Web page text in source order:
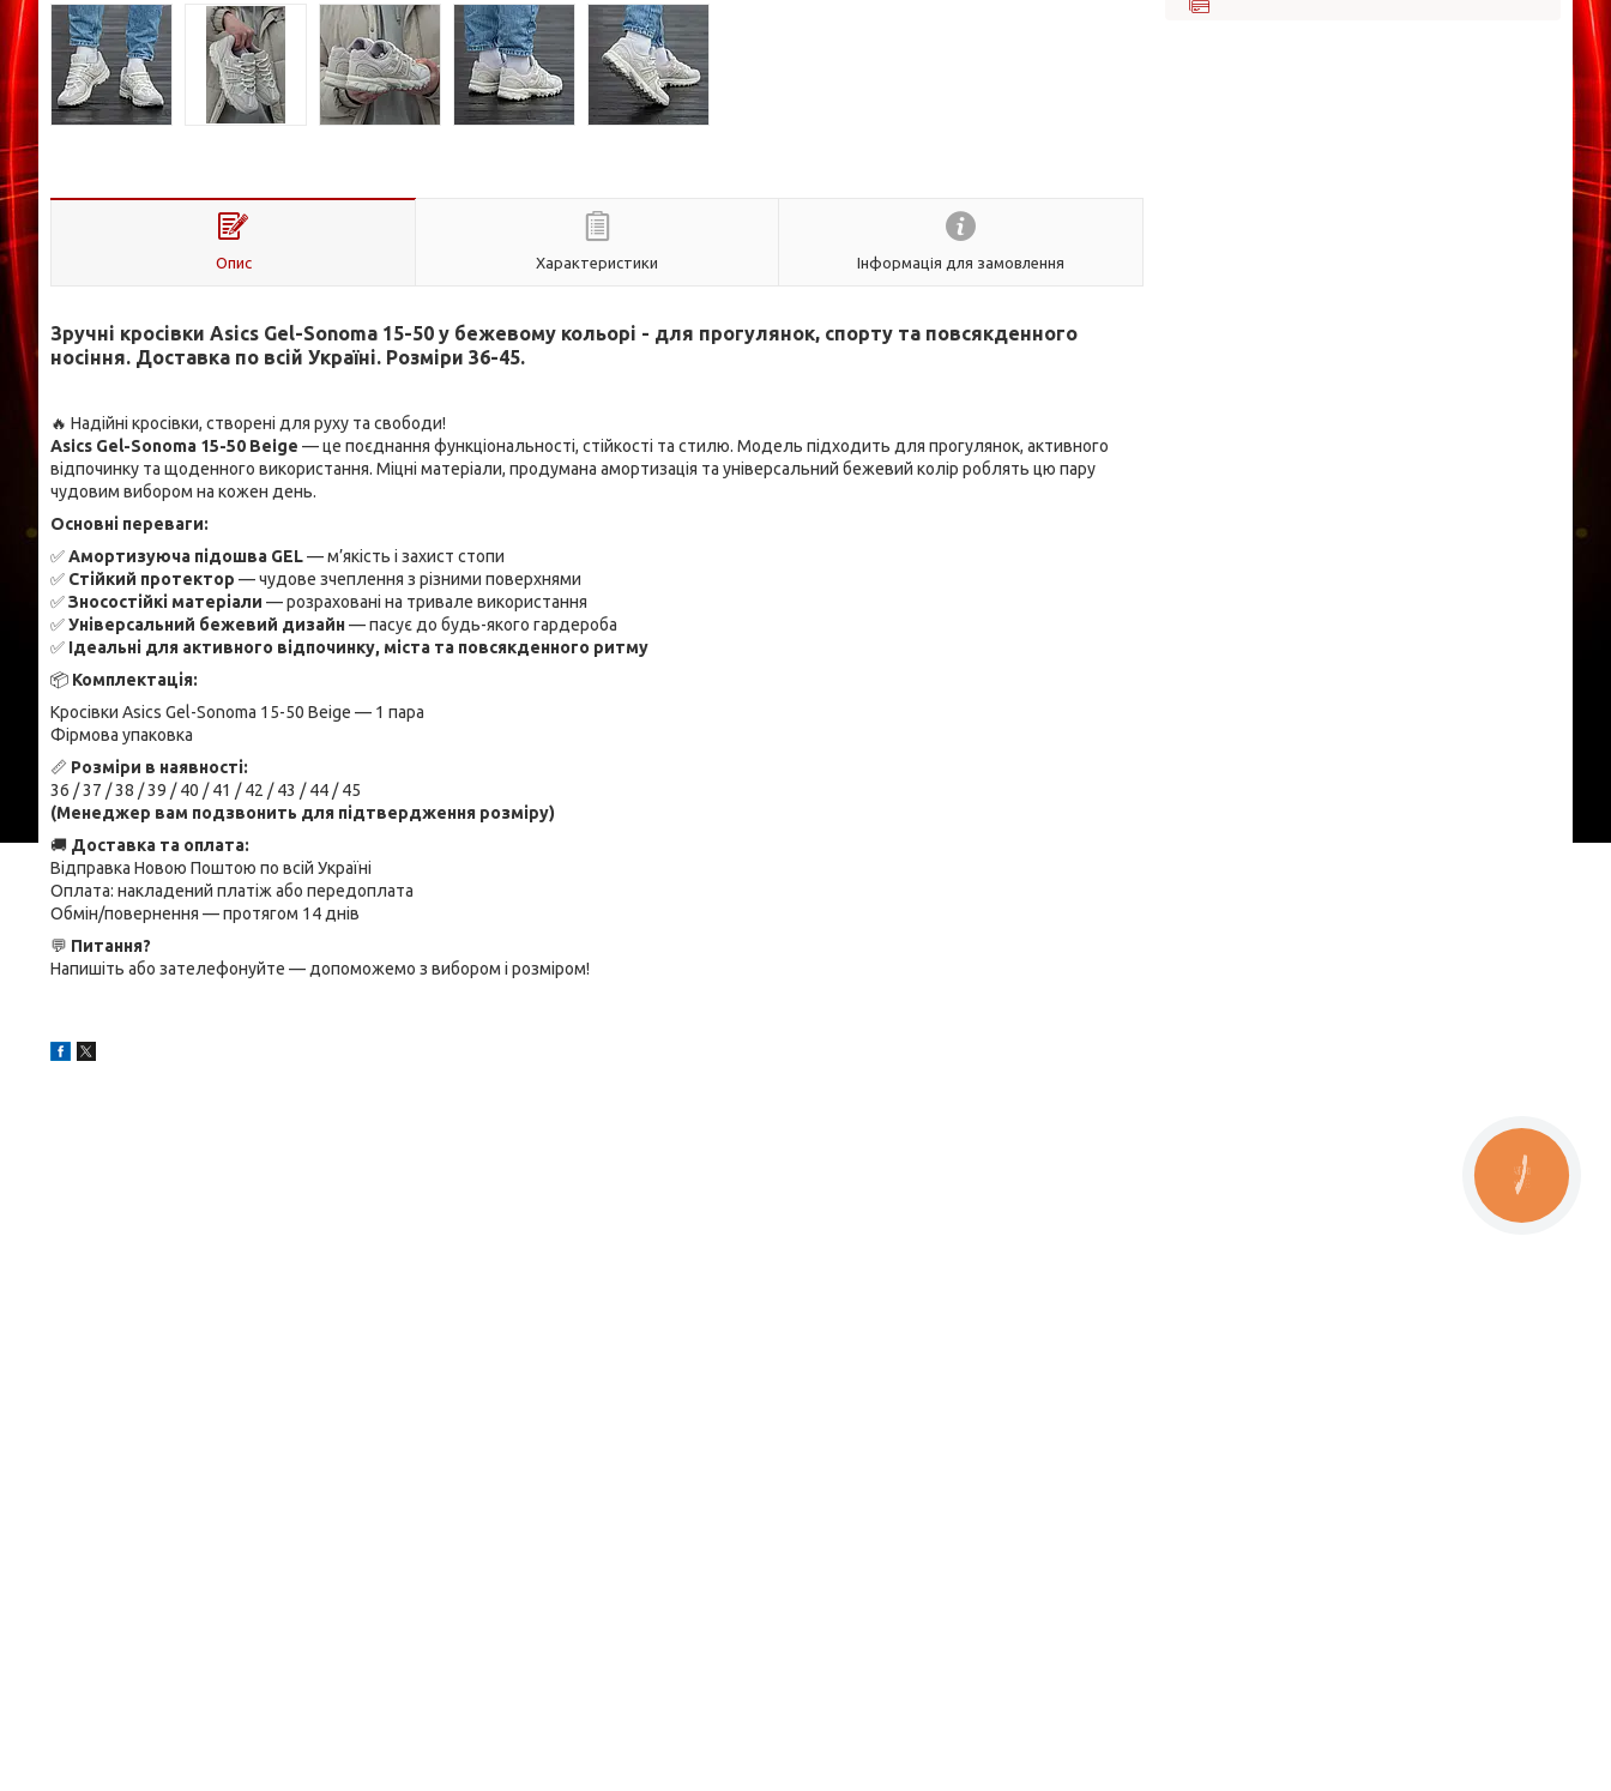
Опис Характеристики Інформація для замовлення
Зручні кросівки Asics Gel-Sonoma 15-50 у бежевому кольорі - для прогулянок, спорту та повсякденного
носіння. Доставка по всій Україні. Розміри 36-45.
🔥 Надійні кросівки, створені для руху та свободи!
Asics Gel-Sonoma 15-50 Beige — це поєднання функціональності, стійкості та стилю. Модель підходить для прогулянок, активного
відпочинку та щоденного використання. Міцні матеріали, продумана амортизація та універсальний бежевий колір роблять цю пару
чудовим вибором на кожен день.
Основні переваги:
✅Амортизуюча підошва GEL— м’якість і захист стопи
✅ Стійкий протектор — чудове зчеплення з різними поверхнями
✅Зносостійкі матеріали — розраховані на тривале використання
✅Універсальний бежевий дизайн— пасує до будь-якого гардероба
✅ Ідеальні для активного відпочинку, міста та повсякденного ритму
📦 Комплектація:
Кросівки Asics Gel-Sonoma 15-50 Beige — 1 пара
Фірмова упаковка
📏 Розміри в наявності:
36 / 37 / 38 / 39 / 40 / 41 / 42 / 43 / 44 / 45
(Менеджер вам подзвонить для підтвердження розміру)
🚚 Доставка та оплата:
Відправка Новою Поштою по всій Україні
Оплата: накладений платіж або передоплата
Обмін/повернення — протягом 14 днів
💬 Питання?
Напишіть або зателефонуйте — допоможемо з вибором і розміром!
КНОПКА
ЗВ'ЯЗКУ